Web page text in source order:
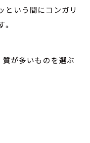
という間にコンガリ
が多いものを選ぶ